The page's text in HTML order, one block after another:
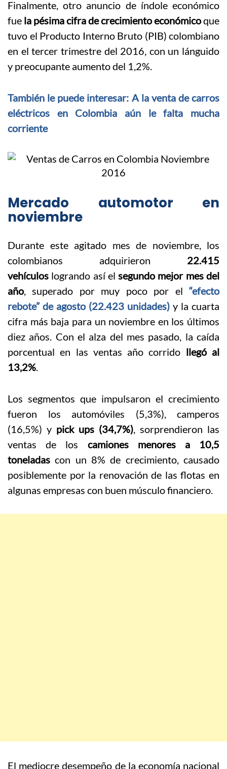
Finalmente, otro anuncio de índole económico
fue la pésima cifra de crecimiento económicoque
tuvo el Producto Interno Bruto (PIB) colombiano
en el tercer trimestre del 2016, con un lánguido
y preocupante aumento del 1,2%.
También le puede interesar: A la venta de carros
eléctricos en Colombia aún le falta mucha
corriente
Mercado automotor en
noviembre
Durante este agitado mes de noviembre, los
colombianos adquirieron 22.415
vehículos logrando así elsegundo mejor mes del
año, superado por muy poco por el “efecto
rebote” de agosto (22.423 unidades) y la cuarta
cifra más baja para un noviembre en los últimos
diez años. Con el alza del mes pasado, la caída
porcentual en las ventas año corrido llegó al
13,2%.
Los segmentos que impulsaron el crecimiento
fueron los automóviles (5,3%), camperos
(16,5%) y pick ups (34,7%), sorprendieron las
ventas de los camiones menores a 10,5
toneladas con un 8% de crecimiento, causado
posiblemente por la renovación de las flotas en
algunas empresas con buen músculo financiero.
El mediocre desempeño de la economía nacional